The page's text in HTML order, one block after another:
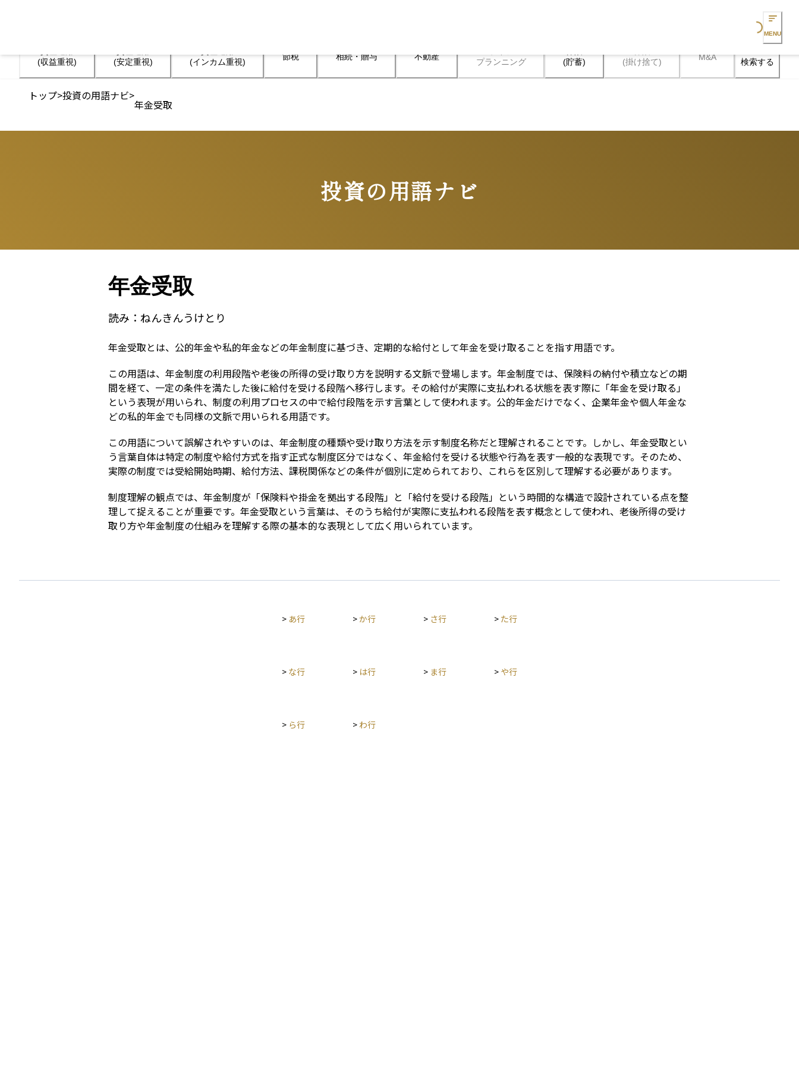
Loading...MENU
(収益重視)
(安定重視)
(インカム重視)
節税 相続・贈与 不動産
プランニング
(貯蓄)
(掛け捨て)
M&A 検索する
トップ>投資の用語ナビ>
年金受取
投資の用語ナビ
Terms
年金受取
読み： ねんきんうけとり
年金受取とは、公的年金や私的年金などの年金制度に基づき、定期的な給付として年金を受け取ることを指す用語です。
この用語は、年金制度の利用段階や老後の所得の受け取り方を説明する文脈で登場します。年金制度では、保険料の納付や積立などの期
間を経て、一定の条件を満たした後に給付を受ける段階へ移行します。その給付が実際に支払われる状態を表す際に「年金を受け取る」
という表現が用いられ、制度の利用プロセスの中で給付段階を示す言葉として使われます。公的年金だけでなく、企業年金や個人年金な
どの私的年金でも同様の文脈で用いられる用語です。
この用語について誤解されやすいのは、年金制度の種類や受け取り方法を示す制度名称だと理解されることです。しかし、年金受取とい
う言葉自体は特定の制度や給付方式を指す正式な制度区分ではなく、年金給付を受ける状態や行為を表す一般的な表現です。そのため、
実際の制度では受給開始時期、給付方法、課税関係などの条件が個別に定められており、これらを区別して理解する必要があります。
制度理解の観点では、年金制度が「保険料や掛金を拠出する段階」と「給付を受ける段階」という時間的な構造で設計されている点を整
理して捉えることが重要です。年金受取という言葉は、そのうち給付が実際に支払われる段階を表す概念として使われ、老後所得の受け
取り方や年金制度の仕組みを理解する際の基本的な表現として広く用いられています。
> あ行 >か行 > さ行 > た行
> な行 > は行 > ま行 > や行
> ら行 > わ行